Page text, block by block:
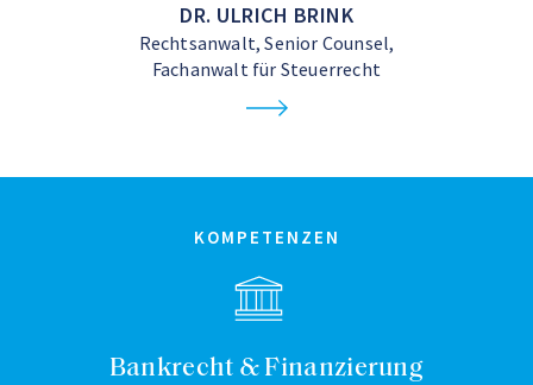
DR. ULRICH BRINK
Rechtsanwalt, Senior Counsel,
Fachanwalt für Steuerrecht
KOMPETENZEN
Bankrecht & Finanzierung